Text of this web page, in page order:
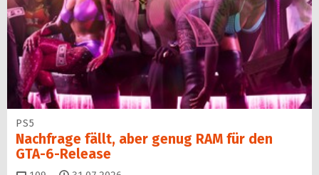
PS5
Nachfrage fällt, aber genug RAM für den
GTA-6-Release